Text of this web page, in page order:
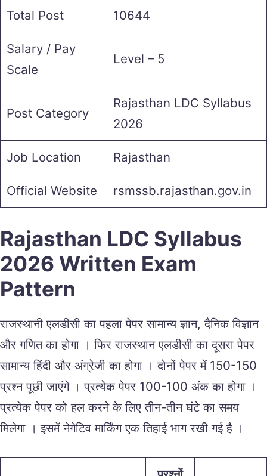
Total Post 10644
Salary / Pay
Scale
Level – 5
Post Category
Rajasthan LDC Syllabus
2026
Job Location Rajasthan
Official Website rsmssb.rajasthan.gov.in
Rajasthan LDC Syllabus
2026 Written Exam
Pattern
राजस्थानी एलडीसी का पहला पेपर सामान्य ज्ञान, दैनिक विज्ञान
और गणित का होगा । फिर राजस्थान एलडीसी का दूसरा पेपर
सामान्य हिंदी और अंग्रेजी का होगा । दोनों पेपर में 150-150
प्रश्न पूछी जाएंगे । प्रत्येक पेपर 100-100 अंक का होगा ।
प्रत्येक पेपर को हल करने के लिए तीन-तीन घंटे का समय
मिलेगा । इसमें नेगेटिव मार्किंग एक तिहाई भाग रखी गई है ।